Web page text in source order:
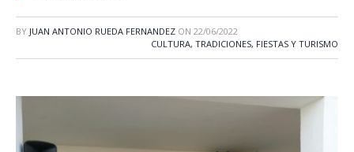
BY JUAN ANTONIO RUEDA FERNANDEZ ON 22/06/2022
CULTURA, TRADICIONES, FIESTAS Y TURISMO